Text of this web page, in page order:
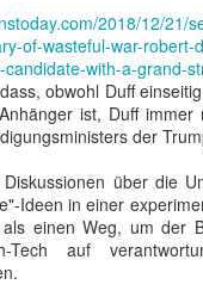
2018/12/21/
of-wasteful-war-robert-
with-a-grand-
obwohl Duff
ist, Duff
der
über die
Ideen in einer
einen Weg, um der
Tech auf